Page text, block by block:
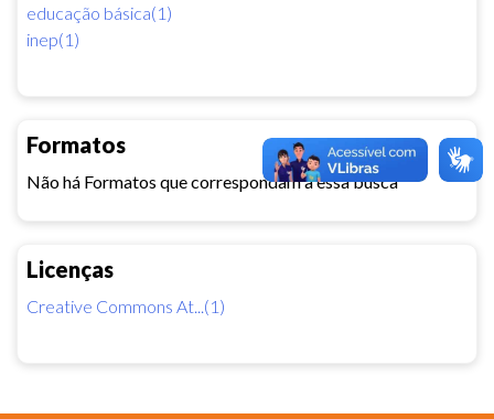
educação básica(1)
inep(1)
Formatos
Não há Formatos que correspondam a essa busca
Licenças
Creative Commons At...(1)